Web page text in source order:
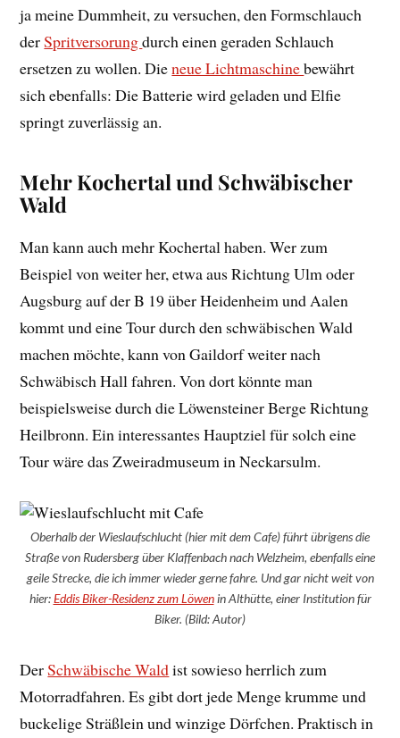
ja meine Dummheit, zu versuchen, den Formschlauch
derSpritversorungdurch einen geraden Schlauch
ersetzen zu wollen. Dieneue Lichtmaschinebewährt
sich ebenfalls: Die Batterie wird geladen und Elfie
springt zuverlässig an.
Mehr Kochertal und Schwäbischer
Wald
Man kann auch mehr Kochertal haben. Wer zum
Beispiel von weiter her, etwa aus Richtung Ulm oder
Augsburg auf der B 19 über Heidenheim und Aalen
kommt und eine Tour durch den schwäbischen Wald
machen möchte, kann von Gaildorf weiter nach
Schwäbisch Hall fahren. Von dort könnte man
beispielsweise durch die Löwensteiner Berge Richtung
Heilbronn. Ein interessantes Hauptziel für solch eine
Tour wäre das Zweiradmuseum in Neckarsulm.
Oberhalb der Wieslaufschlucht (hier mit dem Cafe) führt übrigens die
Straße von Rudersberg über Klaffenbach nach Welzheim, ebenfalls eine
geile Strecke, die ich immer wieder gerne fahre. Und gar nicht weit von
hier:Eddis Biker-Residenz zum Löwenin Althütte, einer Institution für
Biker. (Bild: Autor)
DerSchwäbische Waldist sowieso herrlich zum
Motorradfahren. Es gibt dort jede Menge krumme und
buckelige Sträßlein und winzige Dörfchen. Praktisch in